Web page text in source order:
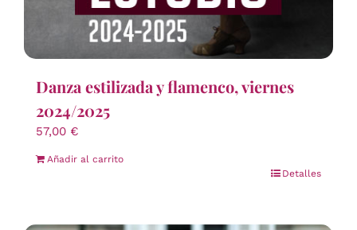
Danza estilizada y flamenco, viernes
2024/2025
57,00 €
Añadir al carrito
Detalles